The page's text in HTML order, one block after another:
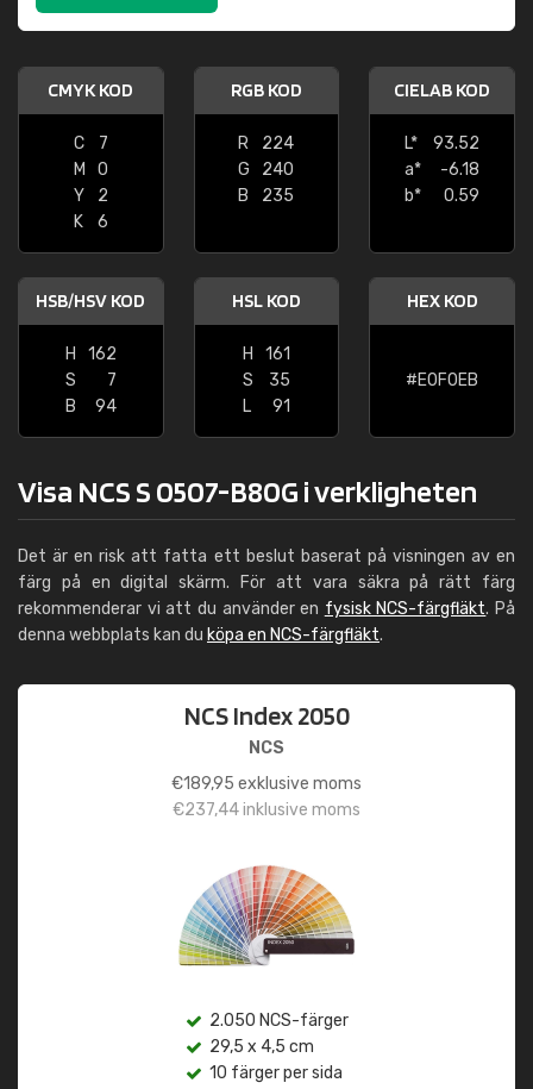
CMYK KOD
C
7
M
0
Y
2
K
6
RGB KOD
R
224
G
240
B
235
CIELAB KOD
L*
93.52
a*
-6.18
b*
0.59
HSB/HSV KOD
H
162
S
7
B
94
HSL KOD
H
161
S
35
L
91
HEX KOD
#E0F0EB
Visa NCS S 0507-B80G i verkligheten
Det är en risk att fatta ett beslut baserat på visningen av en
färg på en digital skärm. För att vara säkra på rätt färg
rekommenderar vi att du använder en fysisk NCS-färgfläkt. På
denna webbplats kan du köpa en NCS-färgfläkt.
NCS Index 2050
NCS
€189,95 exklusive moms
€237,44inklusive moms
2.050 NCS-färger
29,5 x 4,5 cm
10 färger per sida